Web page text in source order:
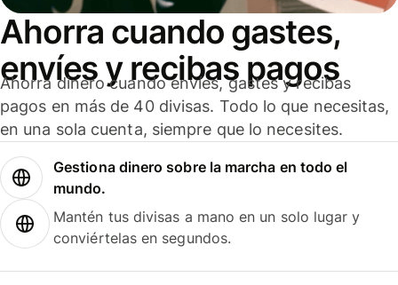
Ahorra cuando gastes,
envíes y recibas pagos
Ahorra dinero cuando envíes, gastes y recibas
pagos en más de 40 divisas. Todo lo que necesitas,
en una sola cuenta, siempre que lo necesites.
Gestiona dinero sobre la marcha en todo el
mundo.
Mantén tus divisas a mano en un solo lugar y
conviértelas en segundos.